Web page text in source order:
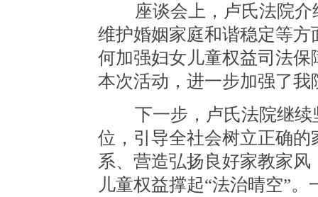
座谈会上，卢氏法院介
维护婚姻家庭和谐稳定等
何加强妇女儿童权益司法
本次活动，进一步加强了
下一步，卢氏法院继续
位，引导全社会树立正确
系、营造弘扬良好家教家风
儿童权益撑起“法治晴空”